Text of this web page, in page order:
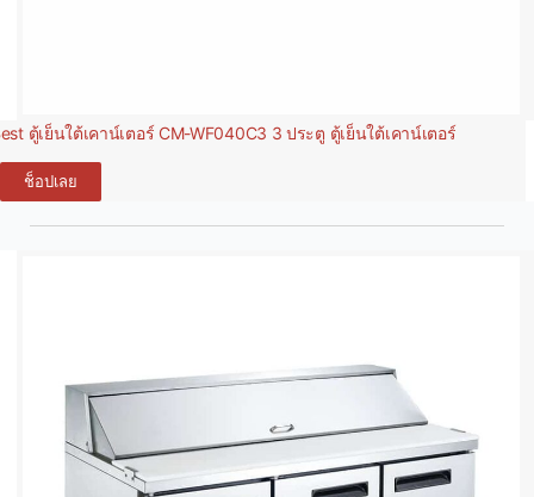
ตู้เย็นใต้เคาน์เตอร์ CM-WF040C3 3 ประตู ตู้เย็นใต้เคาน์เตอร์
ช็อปเลย